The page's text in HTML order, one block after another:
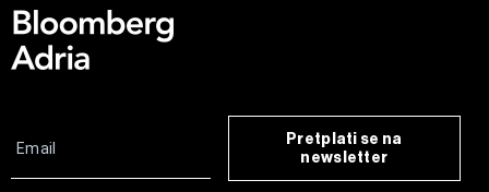
Pretplati se na
newsletter